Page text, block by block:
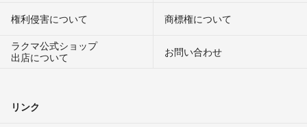
権利侵害について
商標権について
ラクマ公式ショップ
出店について
お問い合わせ
リンク